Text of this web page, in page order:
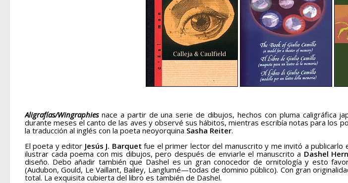
Aligrafías/Wingraphies nace a partir de una serie de dibujos, hechos con pluma caligráfica
durante meses el canto de las aves y observé sus hábitos, mientras escribía notas para los
la traducción al inglés con la poeta neoyorquina Sasha Reiter.
El poeta y editor Jesús J. Barquet fue el primer lector del manuscrito y me invitó a publicarlo
ilustrar cada poema con mis dibujos, pero después de enviarle el manuscrito a Dashel
diseño. Debo añadir también que Dashel es un gran conocedor de ornitología y esto
(Audubon, Gould, Le Vaillant, Bailey, Langlumé—todas de dominio público). Con gran
total. La exquisita cubierta del libro es también de Dashel.